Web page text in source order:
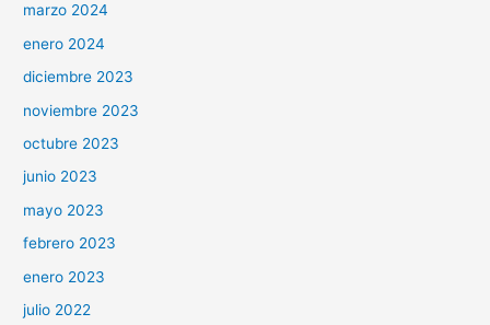
marzo 2024
enero 2024
diciembre 2023
noviembre 2023
octubre 2023
junio 2023
mayo 2023
febrero 2023
enero 2023
julio 2022